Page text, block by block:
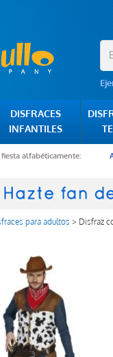
DISFRACES
INFANTILES
alfabéticamente:
para adultos > Disfraz